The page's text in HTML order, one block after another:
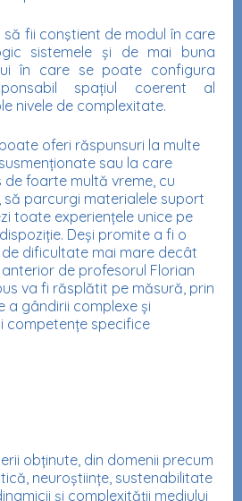
fii conştient de modul în care
sistemele și de mai buna
în care se poate configura
spațiul coerent al
nivele de complexitate.
oferi răspunsuri la multe
sau la care
foarte multă vreme, cu
parcurgi materialele suport
toate experiențele unice pe
Deși promite a fi o
dificultate mai mare decât
de profesorul Florian
va fi răsplătit pe măsură, prin
a gândirii complexe și
competențe specifice
obținute, din domenii precum
neuroștiințe, sustenabilitate
și complexității mediului